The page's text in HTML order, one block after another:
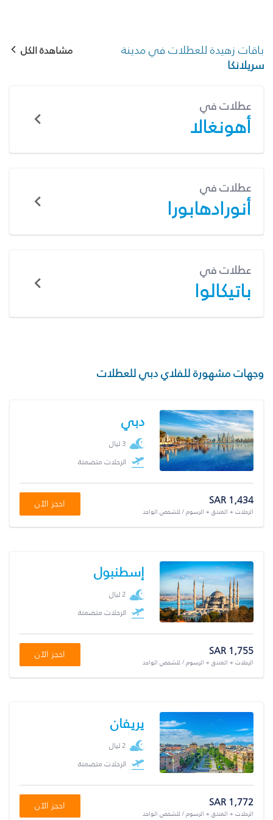
باقات زهيدة للعطلات في مدينة
سريلانكا
مشاهدة الكل
عطلات في
أهونغالا
عطلات في
أنورادهابورا
عطلات في
باتيكالوا
وجهات مشهورة للفلاي دبي للعطلات
دبي
3 ليال
الرحلات متضمنة
SAR 1,434
الرحلات + الفندق + الرسوم / للشخص الواحد
احجز الآن
إسطنبول
2 ليال
الرحلات متضمنة
SAR 1,755
الرحلات + الفندق + الرسوم / للشخص الواحد
احجز الآن
يريفان
2 ليال
الرحلات متضمنة
SAR 1,772
الرحلات + الفندق + الرسوم / للشخص الواحد
احجز الآن